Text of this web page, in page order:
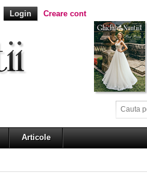
Creare cont
Articole